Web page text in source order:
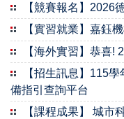
【競賽報名】2026
【實習就業】嘉鈺
【海外實習】恭喜!
【招生訊息】115
備指引查詢平台
【課程成果】 城市